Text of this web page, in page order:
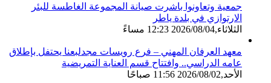
جمعية وتعاونوا باشرت صيانة المجموعة الغاطسة للبئر
الارتوازي في بلدة ياطر
الثلاثاء,2026/08/04 12:23 مساءً
معهد العرفان المهني – فرع رويسات مجدلبعنا يحتفل بإطلاق
عامه الدراسي.. وافتتاح قسم العناية التمريضية
الأحد,2026/08/02 11:56 صباحًا